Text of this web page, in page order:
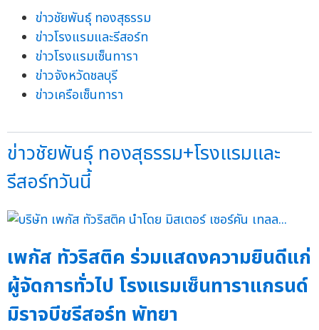
ข่าวชัยพันธุ์ ทองสุธรรม
ข่าวโรงแรมและรีสอร์ท
ข่าวโรงแรมเซ็นทารา
ข่าวจังหวัดชลบุรี
ข่าวเครือเซ็นทารา
ข่าวชัยพันธุ์ ทองสุธรรม+โรงแรมและ
รีสอร์ทวันนี้
เพกัส ทัวริสติค ร่วมแสดงความยินดีแก่
ผู้จัดการทั่วไป โรงแรมเซ็นทาราแกรนด์
มิราจบีชรีสอร์ท พัทยา